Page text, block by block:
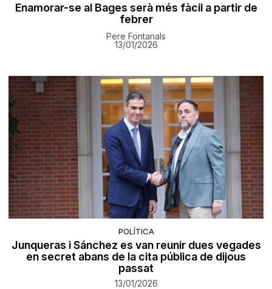
Enamorar-se al Bages serà més fàcil a partir de
febrer
Pere Fontanals
13/01/2026
POLÍTICA
Junqueras i Sánchez es van reunir dues vegades
en secret abans de la cita pública de dijous
passat
13/01/2026